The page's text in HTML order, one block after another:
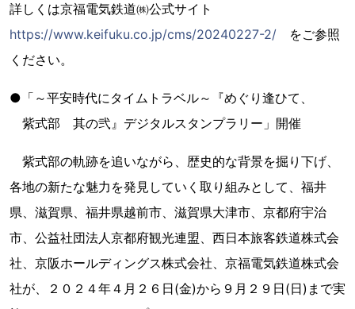
詳しくは京福電気鉄道㈱公式サイト
https://www.keifuku.co.jp/cms/20240227-2/ をご参照
ください。
●「～平安時代にタイムトラベル～『めぐり逢ひて、
紫式部 其の弐』デジタルスタンプラリー」開催
紫式部の軌跡を追いながら、歴史的な背景を掘り下げ、
各地の新たな魅力を発見していく取り組みとして、福井
県、滋賀県、福井県越前市、滋賀県大津市、京都府宇治
市、公益社団法人京都府観光連盟、西日本旅客鉄道株式会
社、京阪ホールディングス株式会社、京福電気鉄道株式会
社が、２０２４年４月２６日(金)から９月２９日(日)まで実